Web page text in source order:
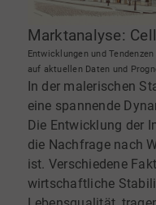
Marktanalyse:
Entwicklungen und
auf aktuellen Daten und
In der malerischen
eine spannende
Die Entwicklung der
die Nachfrage nach
ist. Verschiedene
wirtschaftliche